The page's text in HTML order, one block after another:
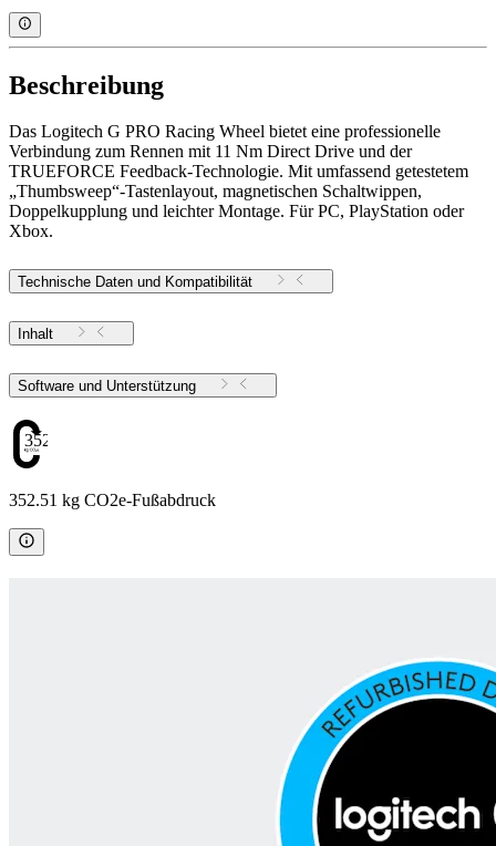
Beschreibung
Das Logitech G PRO Racing Wheel bietet eine professionelle
Verbindung zum Rennen mit 11 Nm Direct Drive und der
TRUEFORCE Feedback-Technologie. Mit umfassend getestetem
„Thumbsweep“-Tastenlayout, magnetischen Schaltwippen,
Doppelkupplung und leichter Montage. Für PC, PlayStation oder
Xbox.
Technische Daten und Kompatibilität
Inhalt
Software und Unterstützung
352.51
352.51 kg CO2e-Fußabdruck